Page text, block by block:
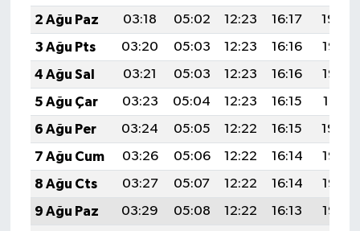
2 Ağu Paz
03:18 05:02 12:23 16:17
19:34
3 Ağu Pts
03:20 05:03 12:23 16:16
19:33
4 Ağu Sal
03:21 05:03 12:23 16:16
19:32
5 Ağu Çar
03:23 05:04 12:23 16:15
19:31
6 Ağu Per
03:24 05:05 12:22 16:15
19:30
7 Ağu Cum
03:26 05:06 12:22 16:14
19:28
8 Ağu Cts
03:27 05:07 12:22 16:14
19:27
9 Ağu Paz
03:29 05:08 12:22 16:13
19:26